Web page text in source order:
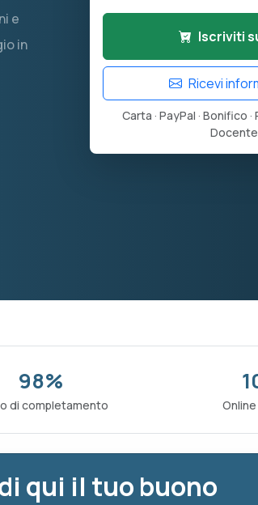
e
in
Iscriviti
Ricevi
Carta · PayPal · Bonifico
Docente
98%
di completamento
qui il tuo buono